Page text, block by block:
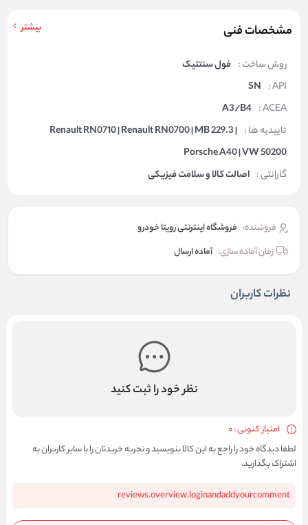
مشخصات فنی بیشتر
روش ساخت : فول سنتتیک
API :
SN
ACEA :
A3/B4
تاییدیه ها : Renault RN0710 | Renault RN0700 | MB 229.3 |
Porsche A40 | VW 50200
گارانتی : اصالت کالا و سلامت فیزیکی
فروشنده: فروشگاه اینترنتی رویتا خودرو
زمان آماده سازی: آماده ارسال
نظرات کاربران
نظر خود را ثبت کنید
امتیاز کنونی : 0
لطفا دیدگاه خود را راجع به این کالا بنویسید و تجربه خریدتان را با سایر کاربران به
اشتراک بگذارید.
reviews.overview.loginandaddyourcomment